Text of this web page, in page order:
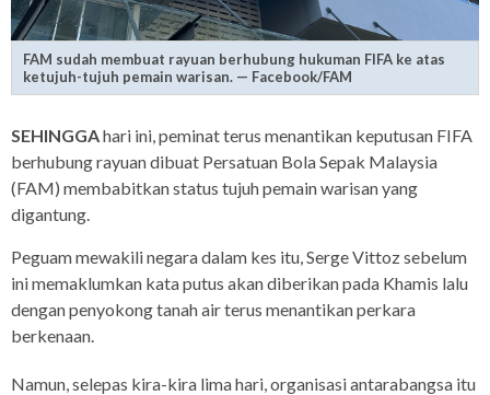
FAM sudah membuat rayuan berhubung hukuman FIFA ke atas
ketujuh-tujuh pemain warisan. — Facebook/FAM
SEHINGGAhari ini, peminat terus menantikan keputusan FIFA
berhubung rayuan dibuat Persatuan Bola Sepak Malaysia
(FAM) membabitkan status tujuh pemain warisan yang
digantung.
Peguam mewakili negara dalam kes itu, Serge Vittoz sebelum
ini memaklumkan kata putus akan diberikan pada Khamis lalu
dengan penyokong tanah air terus menantikan perkara
berkenaan.
Namun, selepas kira-kira lima hari, organisasi antarabangsa itu